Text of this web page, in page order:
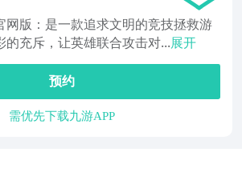
网版：是一款追求文明的竞技拯救游
的充斥，让英雄联合攻击对...展开
预约
需优先下载九游APP